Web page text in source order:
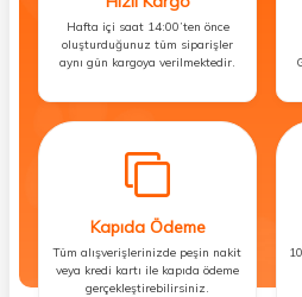
Hafta içi saat 14:00’ten önce
oluşturduğunuz tüm siparişler
aynı gün kargoya verilmektedir.
Kapıda Ödeme
Tüm alışverişlerinizde peşin nakit
veya kredi kartı ile kapıda ödeme
gerçekleştirebilirsiniz.